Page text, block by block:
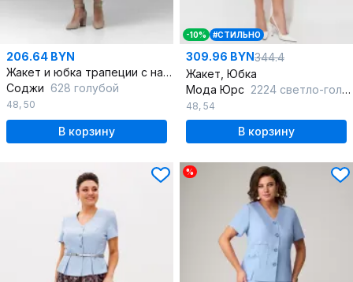
206.64 BYN
Жакет и юбка трапеции с накладными карманами
Соджи 628 голубой
48, 50
В корзину
-10% #СТИЛЬНО
309.96 BYN344.4
Жакет, Юбка
Мода Юрс 2224 светло-голубой.нов
48, 54
В корзину
%